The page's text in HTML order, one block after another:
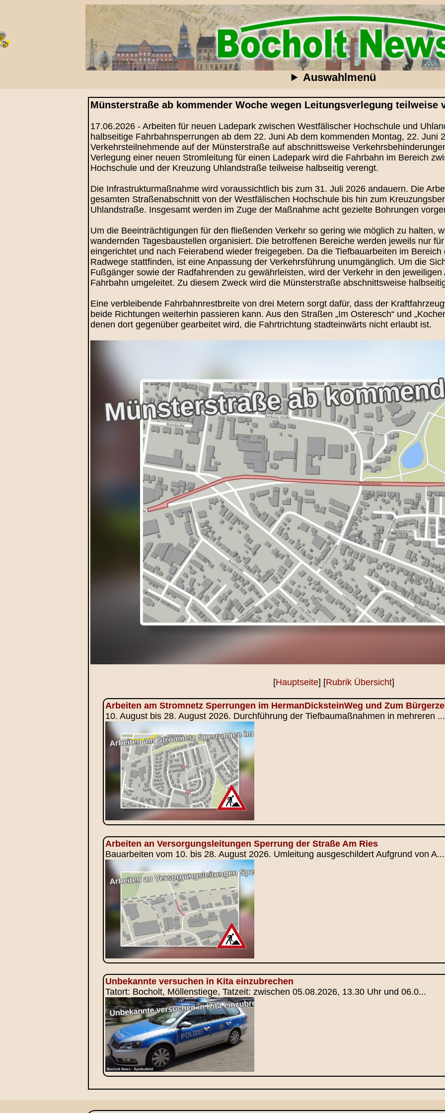
Auswahlmenü
Münsterstraße ab kommender Woche wegen Leitungsverlegung teilweise
17.06.2026 - Arbeiten für neuen Ladepark zwischen Westfälischer Hochschule und
halbseitige Fahrbahnsperrungen ab dem 22. Juni Ab dem kommenden Montag, 22. Juni
Verkehrsteilnehmende auf der Münsterstraße auf abschnittsweise
Verlegung einer neuen Stromleitung für einen Ladepark wird die Fahrbahn im Bereich
Hochschule und der Kreuzung Uhlandstraße teilweise halbseitig verengt.
Die Infrastrukturmaßnahme wird voraussichtlich bis zum 31. Juli 2026 andauern. Die
gesamten Straßenabschnitt von der Westfälischen Hochschule bis hin zum
Uhlandstraße. Insgesamt werden im Zuge der Maßnahme acht gezielte Bohrungen
Um die Beeinträchtigungen für den fließenden Verkehr so gering wie möglich zu halten,
wandernden Tagesbaustellen organisiert. Die betroffenen Bereiche werden jeweils nur
eingerichtet und nach Feierabend wieder freigegeben. Da die Tiefbauarbeiten im
Radwege stattfinden, ist eine Anpassung der Verkehrsführung unumgänglich. Um die
Fußgänger sowie der Radfahrenden zu gewährleisten, wird der Verkehr in den
Fahrbahn umgeleitet. Zu diesem Zweck wird die Münsterstraße abschnittsweise
Eine verbleibende Fahrbahnrestbreite von drei Metern sorgt dafür, dass der
beide Richtungen weiterhin passieren kann. Aus den Straßen „Im Osteresch“ und
denen dort gegenüber gearbeitet wird, die Fahrtrichtung stadteinwärts nicht erlaubt ist.
[Hauptseite] [Rubrik Übersicht]
Arbeiten am Stromnetz Sperrungen im HermanDicksteinWeg und Zum
10. August bis 28. August 2026. Durchführung der Tiefbaumaßnahmen in mehreren ...
Arbeiten an Versorgungsleitungen Sperrung der Straße Am Ries
Bauarbeiten vom 10. bis 28. August 2026. Umleitung ausgeschildert Aufgrund von A...
Unbekannte versuchen in Kita einzubrechen
Tatort: Bocholt, Möllenstiege, Tatzeit: zwischen 05.08.2026, 13.30 Uhr und 06.0...